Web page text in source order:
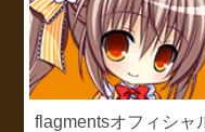
flagmentsオフィシャ